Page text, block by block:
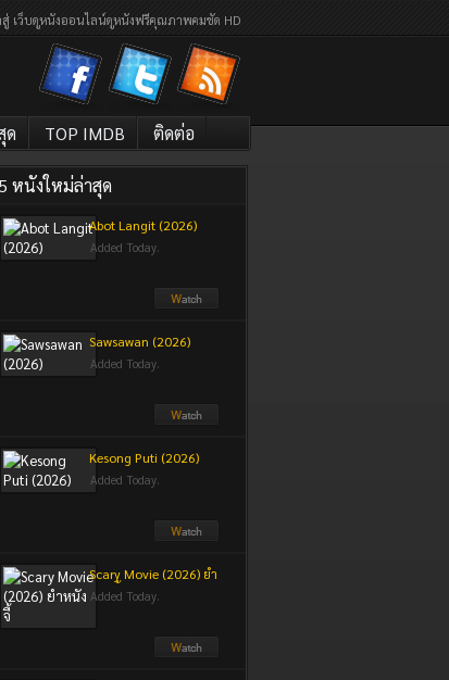
เว็บดูหนังออนไลน์ดูหนังฟรีคุณภาพคมชัด HD
ด TOP IMDB ติดต่อ
5 หนังใหม่ล่าสุด
Abot Langit (2026)
Added Today.
Sawsawan (2026)
Added Today.
Kesong Puti (2026)
Added Today.
Scary Movie (2026) ยำ
หนังจี้
Added Today.